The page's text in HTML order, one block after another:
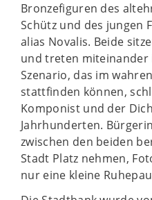
Bronzefiguren des
Schütz und des jungen
alias Novalis. Beide
und treten miteinander
Szenario, das im
stattfinden können,
Komponist und der
Jahrhunderten.
zwischen den beiden
Stadt Platz nehmen,
nur eine kleine